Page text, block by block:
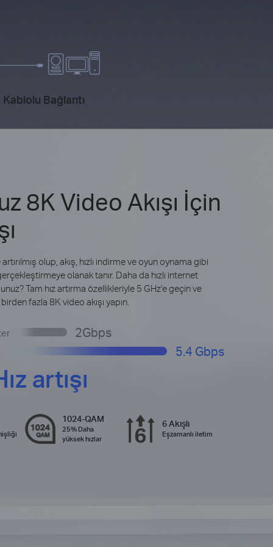
Bağlantı
8K Video Akışı İçin
olup, akış, hızlı indirme ve oyun oynama gibi
olanak tanır. Daha da hızlı internet
Tam hız artırma özellikleriyle 5 GHz'e geçin ve
fazla 8K video akışı yapın.
2Gbps
5.4 Gbps
artışı
1024-QAM
25% Daha
yüksek hızlar
6 Akışlı
Eşzamanlı iletim